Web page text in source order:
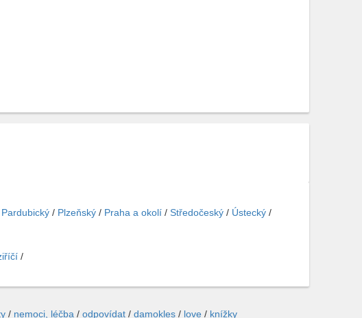
Pardubický / Plzeňský / Praha a okolí / Středočeský / Ústecký /
/
/ nemoci, léčba / odpovídat / damokles / love / knížky